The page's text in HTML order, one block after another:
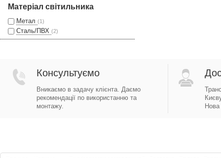
Матеріал світильника
Метал (1)
Сталь/ПВХ (2)
Консультуємо
Вникаємо в задачу клієнта. Даємо
рекомендації по використанню та
монтажу.